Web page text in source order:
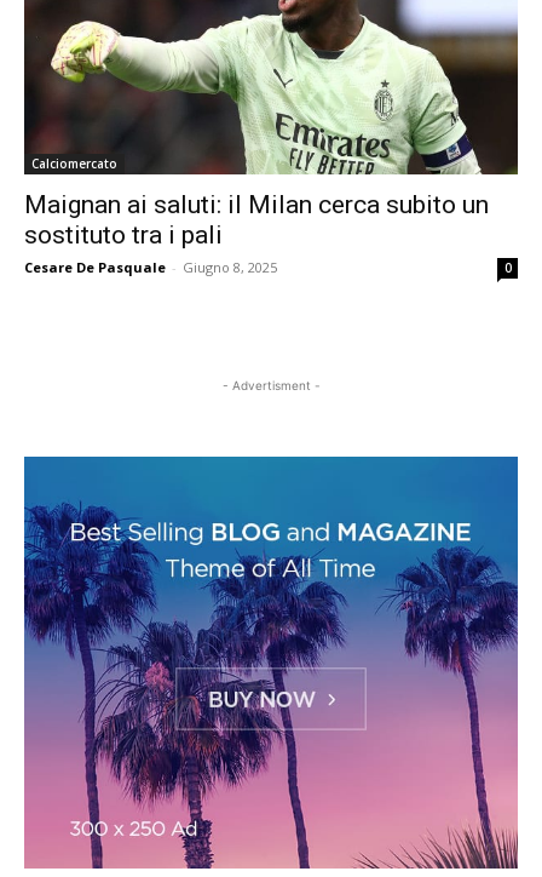
Calciomercato
Maignan ai saluti: il Milan cerca subito un
sostituto tra i pali
Cesare De Pasquale - Giugno 8, 2025 0
- Advertisment -